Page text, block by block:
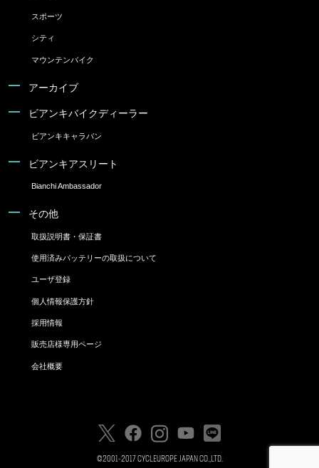
スポーツ
シティ
マウンテンバイク
アーカイブ
ビアンキバイクディーラー
ビアンキキャラバン
ビアンキアスリート
Bianchi Ambassador
その他
取扱説明書・保証書
使用済みバッテリーの取扱について
ユーザ登録
個人情報保護方針
採用情報
販売店様専用ページ
会社概要
©2001-2017 CYCLEUROPE JAPAN CO.,LTD.